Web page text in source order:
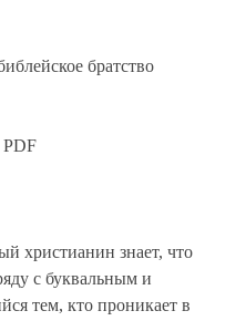
братство
христианин знает, что
с буквальным и
тем, кто проникает в